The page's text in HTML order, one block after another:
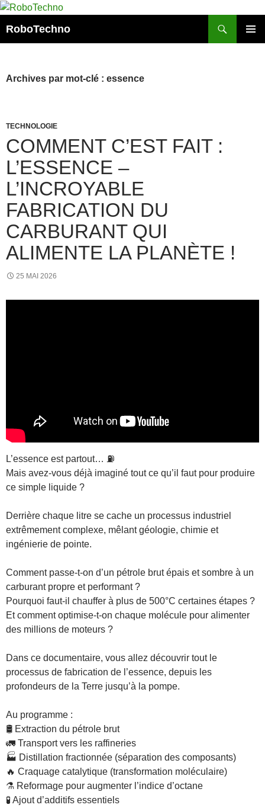
Aller
contenu
RoboTechno
Archives par mot-clé : essence
TECHNOLOGIE
COMMENT C’EST FAIT :
L’ESSENCE –
L’INCROYABLE
FABRICATION DU
CARBURANT QUI
ALIMENTE LA PLANÈTE !
25 MAI 2026
L’essence est partout… ⛽
Mais avez-vous déjà imaginé tout ce qu’il faut pour produire
ce simple liquide ?
Derrière chaque litre se cache un processus industriel
extrêmement complexe, mêlant géologie, chimie et
ingénierie de pointe.
Comment passe-t-on d’un pétrole brut épais et sombre à un
carburant propre et performant ?
Pourquoi faut-il chauffer à plus de 500°C certaines étapes ?
Et comment optimise-t-on chaque molécule pour alimenter
des millions de moteurs ?
Dans ce documentaire, vous allez découvrir tout le
processus de fabrication de l’essence, depuis les
profondeurs de la Terre jusqu’à la pompe.
Au programme :
🛢️ Extraction du pétrole brut
🚛 Transport vers les raffineries
🏭 Distillation fractionnée (séparation des composants)
🔥 Craquage catalytique (transformation moléculaire)
⚗️ Reformage pour augmenter l’indice d’octane
🧪 Ajout d’additifs essentiels